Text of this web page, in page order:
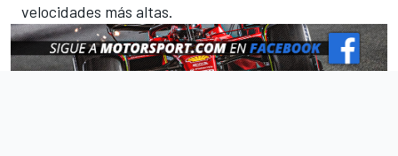
velocidades más altas.